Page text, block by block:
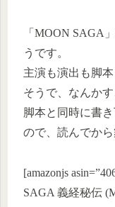
「MOON SAGA
うです。
主演も演出も脚
そうで、なんかす
脚本と同時に書
ので、読んでか
[amazonjs
SAGA 義経秘伝